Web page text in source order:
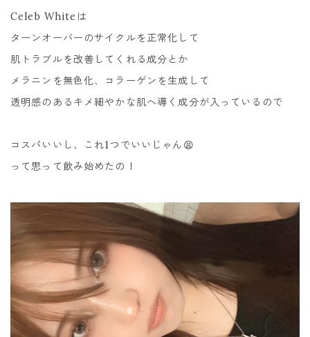
Celeb Whiteは
ターンオーバーのサイクルを正常化して
肌トラブルを改善してくれる成分とか
メラニンを無色化、コラーゲンを生成して
透明感のあるキメ細やかな肌へ導く成分が入っているので
コスパいいし、これ1つでいいじゃん😫
って思って飲み始めたの！